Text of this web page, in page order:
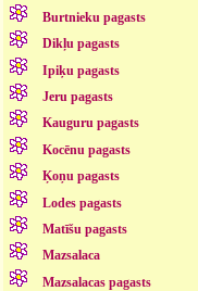
Burtnieku pagasts
Dikļu pagasts
Ipiķu pagasts
Jeru pagasts
Kauguru pagasts
Kocēnu pagasts
Ķoņu pagasts
Lodes pagasts
Matīšu pagasts
Mazsalaca
Mazsalacas pagasts